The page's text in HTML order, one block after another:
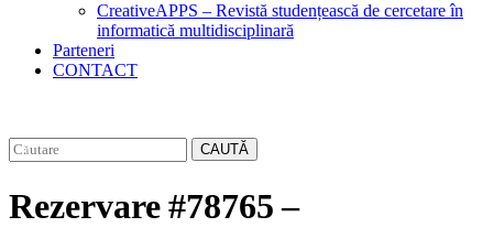
CreativeAPPS – Revistă studențească de cercetare în
informatică multidisciplinară
Parteneri
CONTACT
CAUTĂ
Rezervare #78765 –